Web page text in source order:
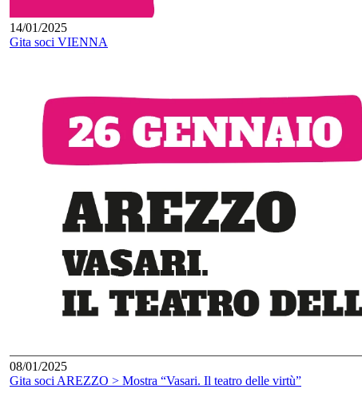
14/01/2025
Gita soci VIENNA
08/01/2025
Gita soci AREZZO > Mostra “Vasari. Il teatro delle virtù”